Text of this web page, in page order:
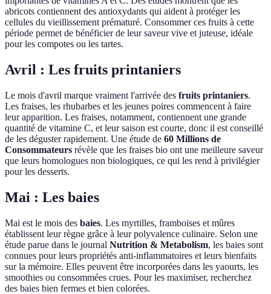
abricots contiennent des antioxydants qui aident à protéger les
cellules du vieillissement prématuré. Consommer ces fruits à cette
période permet de bénéficier de leur saveur vive et juteuse, idéale
pour les compotes ou les tartes.
Avril : Les fruits printaniers
Le mois d'avril marque vraiment l'arrivée des fruits printaniers.
Les fraises, les rhubarbes et les jeunes poires commencent à faire
leur apparition. Les fraises, notamment, contiennent une grande
quantité de vitamine C, et leur saison est courte, donc il est conseillé
de les déguster rapidement. Une étude de 60 Millions de
Consommateurs révèle que les fraises bio ont une meilleure saveur
que leurs homologues non biologiques, ce qui les rend à privilégier
pour les desserts.
Mai : Les baies
Mai est le mois des baies. Les myrtilles, framboises et mûres
établissent leur règne grâce à leur polyvalence culinaire. Selon une
étude parue dans le journal Nutrition & Metabolism, les baies sont
connues pour leurs propriétés anti-inflammatoires et leurs bienfaits
sur la mémoire. Elles peuvent être incorporées dans les yaourts, les
smoothies ou consommées crues. Pour les maximiser, recherchez
des baies bien fermes et bien colorées.